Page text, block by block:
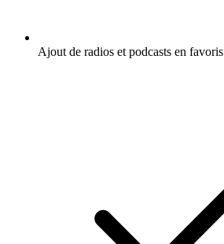
Ajout de radios et podcasts en favoris